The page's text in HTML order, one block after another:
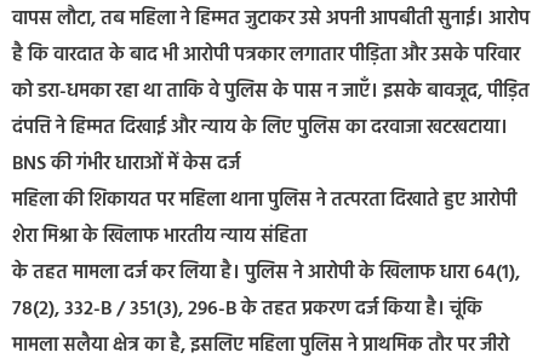
वापस लौटा, तब महिला ने हिम्मत जुटाकर उसे अपनी आपबीती सुनाई। आरोप
है कि वारदात के बाद भी आरोपी पत्रकार लगातार पीड़िता और उसके परिवार
को डरा-धमका रहा था ताकि वे पुलिस के पास न जाएँ। इसके बावजूद, पीड़ित
दंपत्ति ने हिम्मत दिखाई और न्याय के लिए पुलिस का दरवाजा खटखटाया।
BNS की गंभीर धाराओं में केस दर्ज
महिला की शिकायत पर महिला थाना पुलिस ने तत्परता दिखाते हुए आरोपी
शेरा मिश्रा के खिलाफ भारतीय न्याय संहिता
के तहत मामला दर्ज कर लिया है। पुलिस ने आरोपी के खिलाफ धारा 64(1),
78(2), 332-B / 351(3), 296-B के तहत प्रकरण दर्ज किया है। चूंकि
मामला सलैया क्षेत्र का है, इसलिए महिला पुलिस ने प्राथमिक तौर पर जीरो